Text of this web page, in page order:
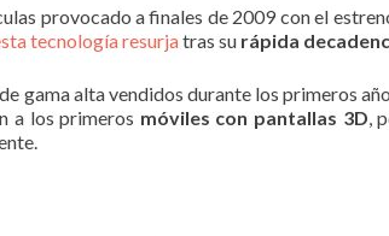
provocado a finales de 2009 con el
tecnología resurjatras su rápida
gama alta vendidos durante los primeros
a los primeros móviles con pantallas 3D,